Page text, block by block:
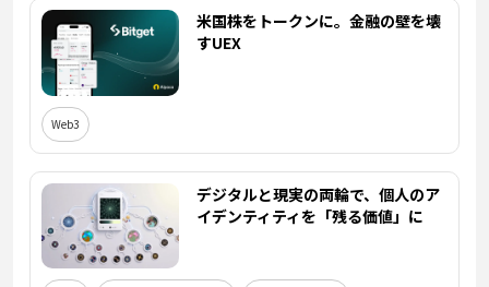
米国株をトークンに。金融の壁を壊
すUEX
Web3
デジタルと現実の両輪で、個人のア
イデンティティを「残る価値」に